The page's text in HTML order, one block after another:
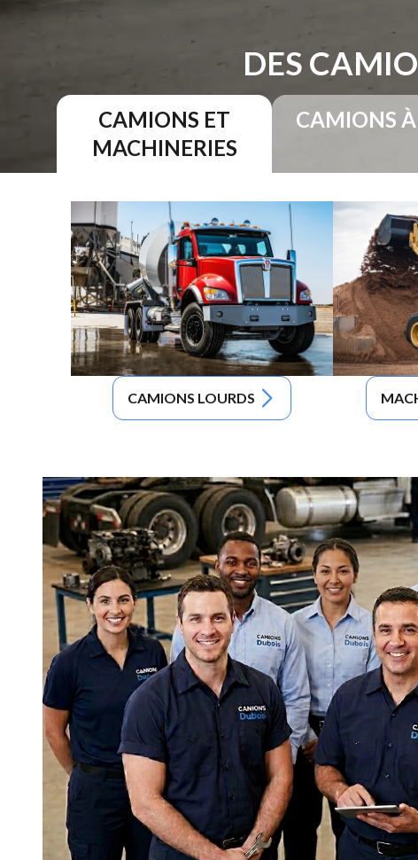
DES
CAMIONS ET
MACHINERIES
CAMIONS
CAMIONS LOURDS